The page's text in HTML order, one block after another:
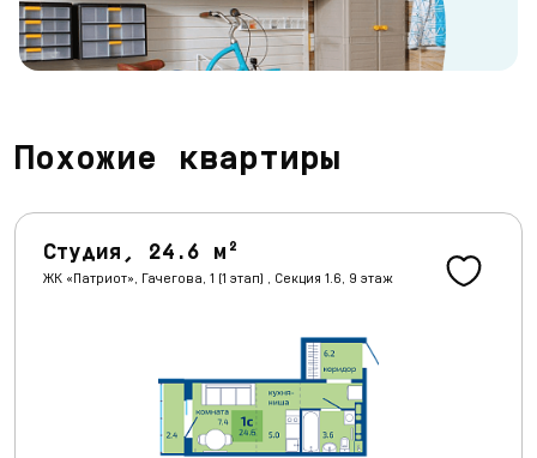
Похожие квартиры
Студия, 24.6 м²
ЖК «Патриот», Гачегова, 1 (1 этап) , Секция 1.6, 9 этаж